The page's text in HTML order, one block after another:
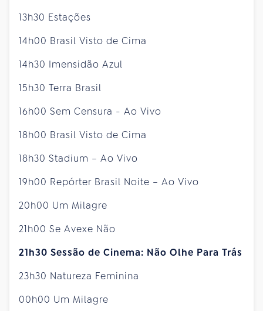
13h30 Estações
14h00 Brasil Visto de Cima
14h30 Imensidão Azul
15h30 Terra Brasil
16h00 Sem Censura - Ao Vivo
18h00 Brasil Visto de Cima
18h30 Stadium – Ao Vivo
19h00 Repórter Brasil Noite – Ao Vivo
20h00 Um Milagre
21h00 Se Avexe Não
21h30 Sessão de Cinema: Não Olhe Para Trás
23h30 Natureza Feminina
00h00 Um Milagre